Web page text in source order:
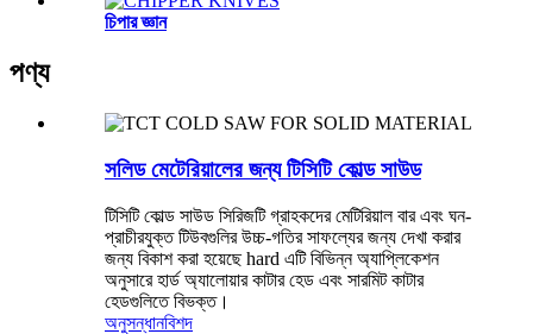
চিপার জ্ঞান
পণ্য
সলিড মেটেরিয়ালের জন্য টিসিটি কোল্ড সাউড
টিসিটি কোল্ড সাউড সিরিজটি গ্রাহকদের মেটিরিয়াল বার এবং ঘন-
প্রাচীরযুক্ত টিউবগুলির উচ্চ-গতির সাফল্যের জন্য দেখা করার
জন্য বিকাশ করা হয়েছে hard এটি বিভিন্ন অ্যাপ্লিকেশন
অনুসারে হার্ড অ্যালোয়ার কাটার হেড এবং সারমিট কাটার
হেডগুলিতে বিভক্ত।
অনুসন্ধানবিশদ